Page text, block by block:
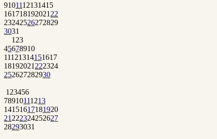
9101112131415
161718192021 22
23242526272829
3031
1 23
45678910
11121314151617
18192021 222324
252627282930
1 23456
78910111213
14151617181920
21 222324252627
28293031